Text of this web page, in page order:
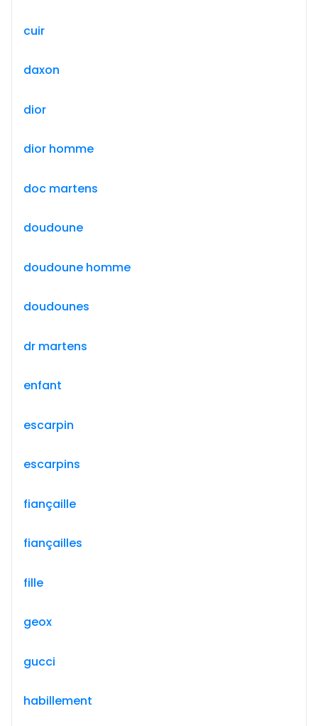
cuir
daxon
dior
dior homme
doc martens
doudoune
doudoune homme
doudounes
dr martens
enfant
escarpin
escarpins
fiançaille
fiançailles
fille
geox
gucci
habillement